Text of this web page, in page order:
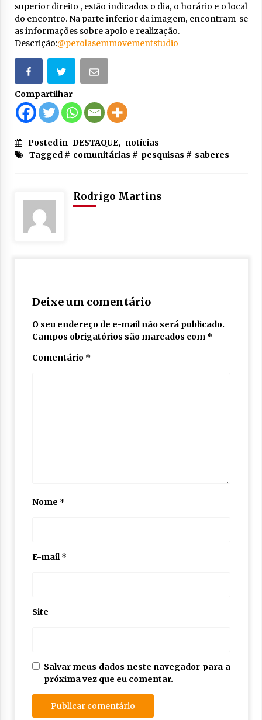
superior direito , estão indicados o dia, o horário e o local
do encontro. Na parte inferior da imagem, encontram-se
as informações sobre apoio e realização.
Descrição:@perolasemmovementstudio
Compartilhar
Posted in DESTAQUE, notícias
Tagged # comunitárias # pesquisas # saberes
Rodrigo Martins
Deixe um comentário
O seu endereço de e-mail não será publicado.
Campos obrigatórios são marcados com *
Comentário *
Nome *
E-mail*
Site
Salvar meus dados neste navegador para a
próxima vez que eu comentar.